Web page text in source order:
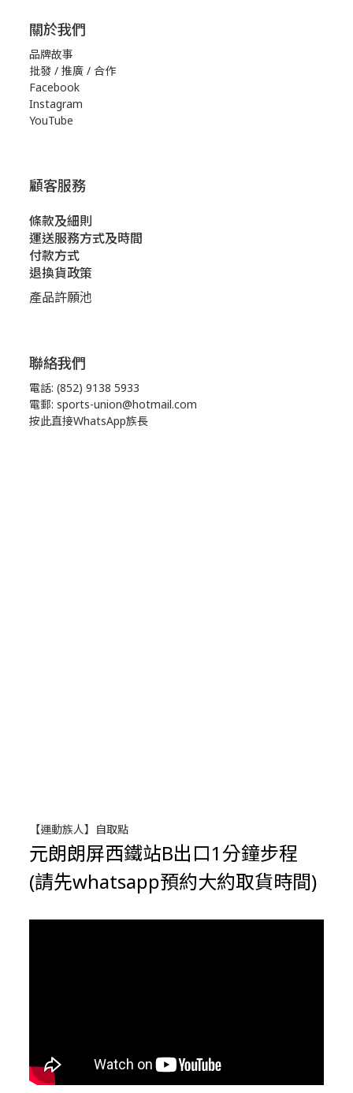
關於我們
品牌故事
批發 / 推廣 / 合作
Facebook
Instagram
YouTube
顧客服務
條款及細則
運送服務方式及時間
付款方式
退換貨政策
產品許願池
聯絡我們
電話: (852) 9138 5933
電郵: sports-union@hotmail.com
按此直接WhatsApp族長
【運動族人】自取點
元朗朗屏西鐵站B出口1分鐘步程
(請先whatsapp預約大約取貨時間)